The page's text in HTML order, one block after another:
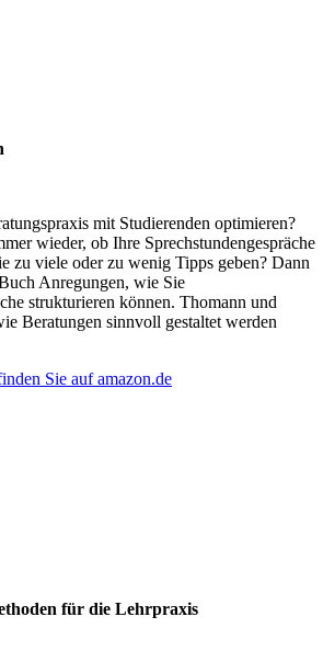
mit Studierenden optimieren?
wieder, ob Ihre Sprechstundengespräche
zu viele oder zu wenig Tipps geben? Dann
Anregungen, wie Sie
strukturieren können. Thomann und
Beratungen sinnvoll gestaltet werden
Sie auf amazon.de
für die Lehrpraxis